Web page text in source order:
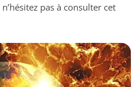
pas à consulter cet